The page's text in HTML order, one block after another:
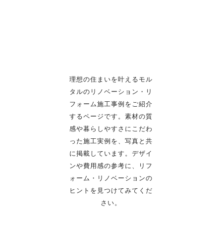
理想の住まいを叶えるモル
タルのリノベーション・リ
フォーム施工事例をご紹介
するページです。 素材の質
感や暮らしやすさにこだわ
った施工実例を、写真と共
に掲載しています。 デザイ
ンや費用感の参考に、リフ
ォーム・リノベーションの
ヒントを見つけてみてくだ
さい。